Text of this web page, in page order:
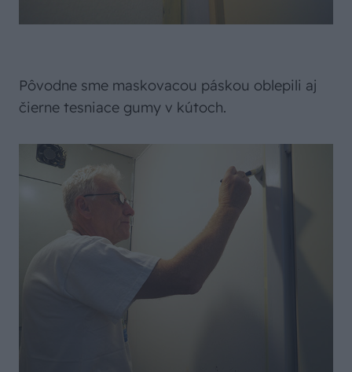
Pôvodne sme maskovacou páskou oblepili aj
čierne tesniace gumy v kútoch.